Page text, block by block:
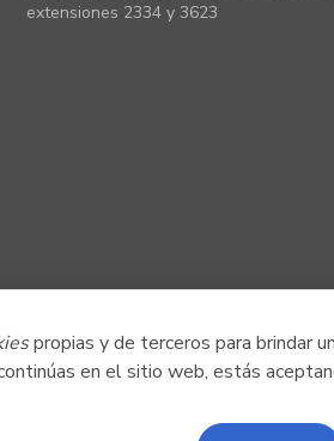
propias y de terceros para brindar
en el sitio web, estás
extensiones 2334 y 3623